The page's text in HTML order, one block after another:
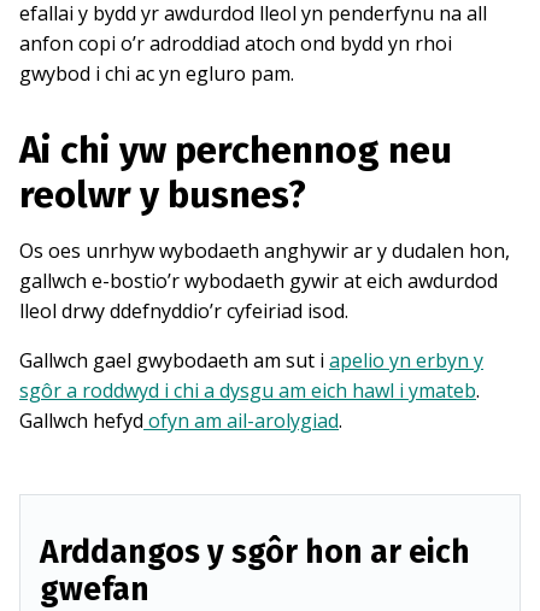
efallai y bydd yr awdurdod lleol yn penderfynu na all
anfon copi o’r adroddiad atoch ond bydd yn rhoi
gwybod i chi ac yn egluro pam.
Ai chi yw perchennog neu
reolwr y busnes?
Os oes unrhyw wybodaeth anghywir ar y dudalen hon,
gallwch e-bostio’r wybodaeth gywir at eich awdurdod
lleol drwy ddefnyddio’r cyfeiriad isod.
Gallwch gael gwybodaeth am sut i apelio yn erbyn y
sgôr a roddwyd i chi a dysgu am eich hawl i ymateb.
Gallwch hefyd ofyn am ail-arolygiad.
Arddangos y sgôr hon ar eich
gwefan